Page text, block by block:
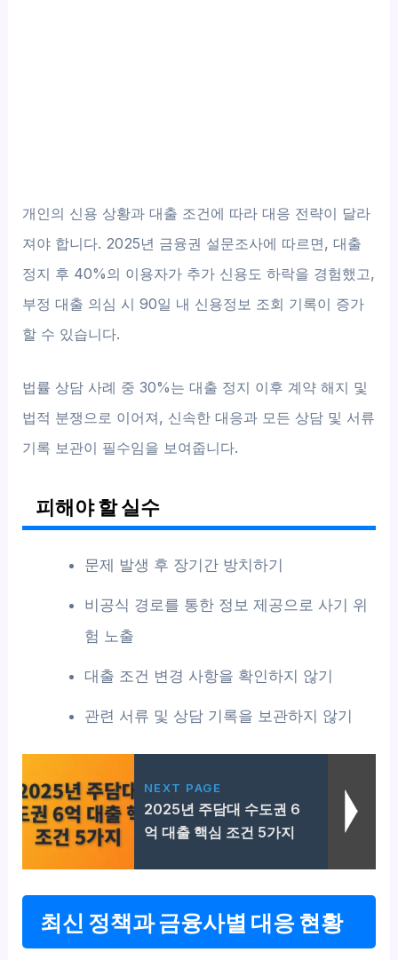
개인의 신용 상황과 대출 조건에 따라 대응 전략이 달라
져야 합니다. 2025년 금융권 설문조사에 따르면, 대출
정지 후 40%의 이용자가 추가 신용도 하락을 경험했고,
부정 대출 의심 시 90일 내 신용정보 조회 기록이 증가
할 수 있습니다.
법률 상담 사례 중 30%는 대출 정지 이후 계약 해지 및
법적 분쟁으로 이어져, 신속한 대응과 모든 상담 및 서류
기록 보관이 필수임을 보여줍니다.
피해야 할 실수
문제 발생 후 장기간 방치하기
비공식 경로를 통한 정보 제공으로 사기 위
험 노출
대출 조건 변경 사항을 확인하지 않기
관련 서류 및 상담 기록을 보관하지 않기
NEXT PAGE
2025년 주담대 수도권 6
억 대출 핵심 조건 5가지
최신 정책과 금융사별 대응 현황